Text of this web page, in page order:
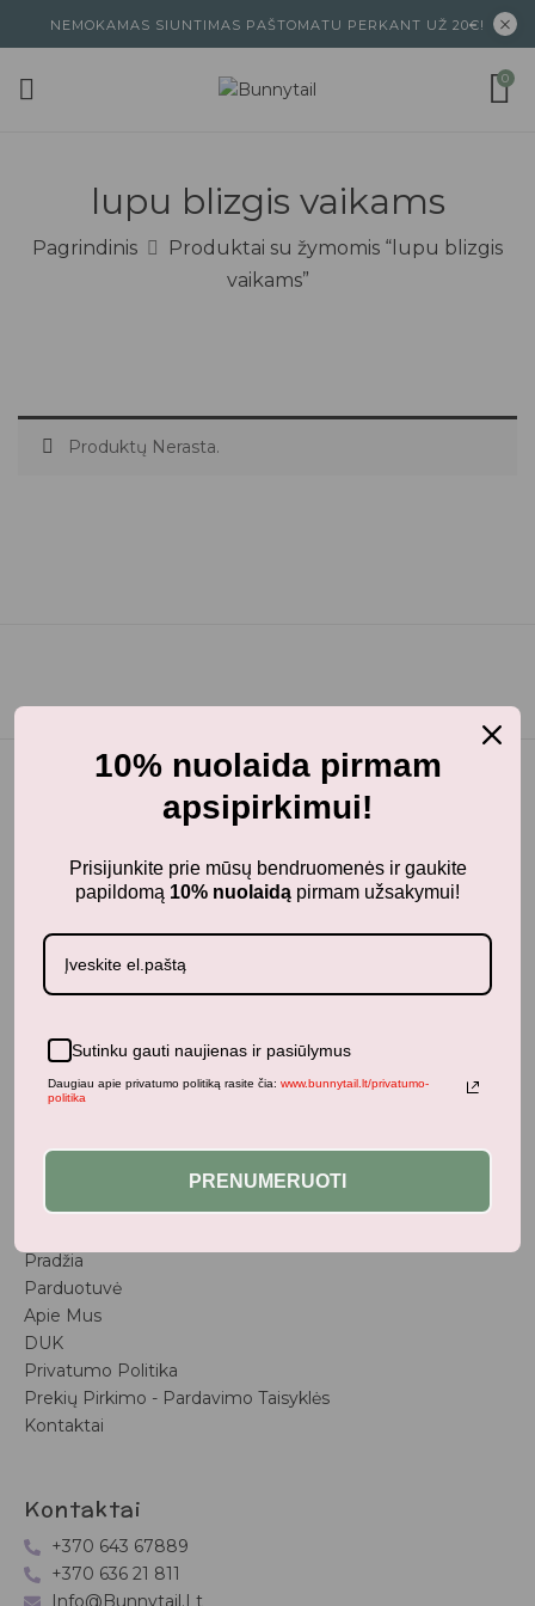
NEMOKAMAS SIUNTIMAS PAŠTOMATU PERKANT UŽ 20€!
0
lupu blizgis vaikams
Pagrindinis
Produktai su žymomis “lupu blizgis
vaikams”
Produktų Nerasta.
kokybiškus ir stilingus daiktus savo vaikams!
Parduotuvė
Aksesuarai
Apranga
Pažaiskime
Populiariausi
Vaiko Kambarys
Naujienos
Nuorodos
Pradžia
Parduotuvė
Apie Mus
DUK
Privatumo Politika
Prekių Pirkimo - Pardavimo Taisyklės
Kontaktai
Kontaktai
+370 643 67889
+370 636 21 811
Info@bunnytail.lt
10% nuolaida pirmam
apsipirkimui!
Prisijunkite prie mūsų bendruomenės ir gaukite
papildomą 10% nuolaidą pirmam užsakymui!
Sutinku gauti naujienas ir pasiūlymus
Daugiau apie privatumo politiką rasite čia: www.bunnytail.lt/privatumo-
politika
PRENUMERUOTI